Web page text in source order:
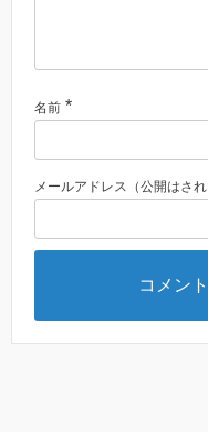
名前 *
メールアドレス（公開はされ